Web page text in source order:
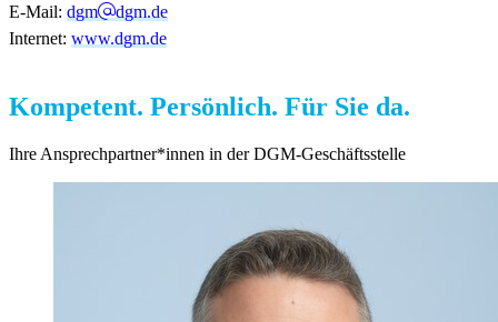
E-Mail: dgm
dgm.de
Internet: www.dgm.de
Kompetent. Persönlich. Für Sie da.
Ihre Ansprechpartner*innen in der DGM-Geschäftsstelle